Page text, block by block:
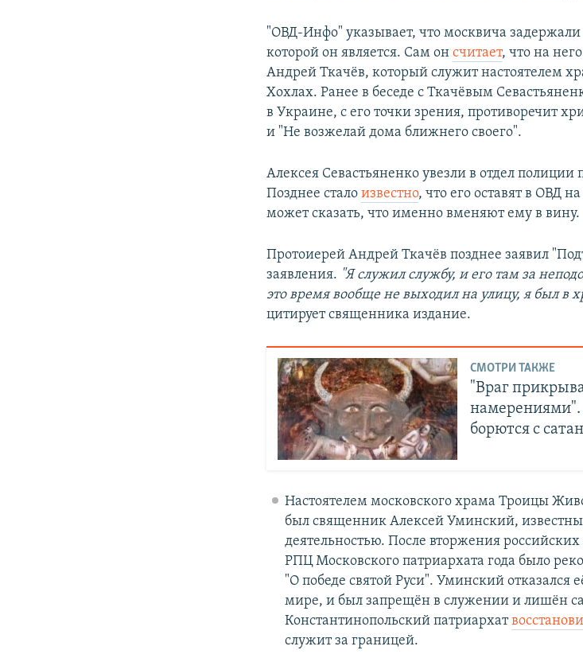
"ОВД-Инфо" указывает, что москвича
которой он является. Сам онсчитает, что на
Андрей Ткачёв, который служит настоятелем
Хохлах. Ранее в беседе с Ткачёвым
в Украине, с его точки зрения, противоречит
и "Не возжелай дома ближнего своего".
Алексея Севастьяненко увезли в отдел
Позднее сталоизвестно, что его оставят в ОВД
может сказать, что именно вменяют ему в вину.
Протоиерей Андрей Ткачёв позднее заявил
заявления. "Я служил службу, и его там за
это время вообще не выходил на улицу, я был в
цитирует священника издание.
СМОТРИ ТАКЖЕ
"Враг
борются с
Настоятелем московского храма Троицы
был священник Алексей Уминский,
деятельностью. После вторжения
РПЦ Московского патриархата года было
"О победе святой Руси". Уминский отказался
мире, и был запрещён в служении и лишён
Константинопольский патриархат
служит за границей.